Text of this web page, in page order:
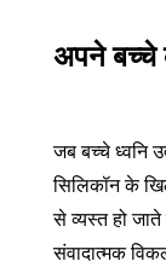
अपने बच्चे
जब बच्चे ध्वनि
सिलिकॉन के
से व्यस्त हो
संवादात्मक